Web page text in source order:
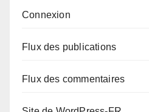
Connexion
Flux des publications
Flux des commentaires